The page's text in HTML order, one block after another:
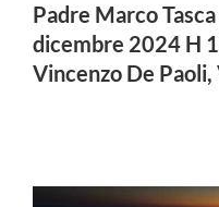
Padre Marco
dicembre 2024 H
Vincenzo De Paoli,